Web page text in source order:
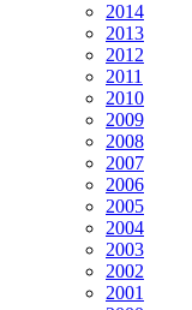
2014
2013
2012
2011
2010
2009
2008
2007
2006
2005
2004
2003
2002
2001